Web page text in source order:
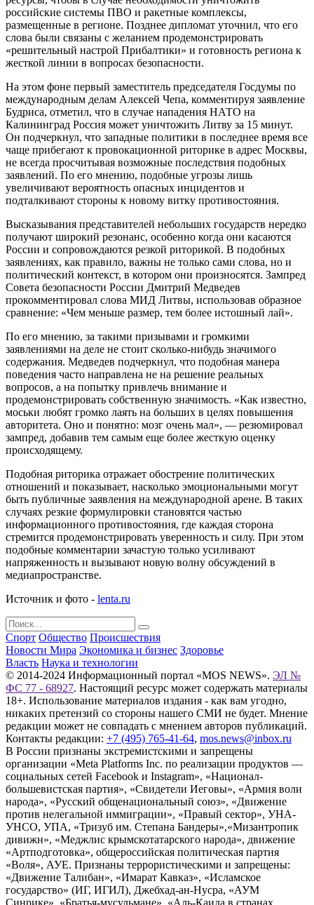
российские системы ПВО и ракетные комплексы,
размещенные в регионе. Позднее дипломат уточнил, что его
слова были связаны с желанием продемонстрировать
«решительный настрой Прибалтики» и готовность региона к
жесткой линии в вопросах безопасности.
На этом фоне первый заместитель председателя Госдумы по
международным делам Алексей Чепа, комментируя заявление
Будриса, отметил, что в случае нападения НАТО на
Калининград Россия может уничтожить Литву за 15 минут.
Он подчеркнул, что западные политики в последнее время все
чаще прибегают к провокационной риторике в адрес Москвы,
не всегда просчитывая возможные последствия подобных
заявлений. По его мнению, подобные угрозы лишь
увеличивают вероятность опасных инцидентов и
подталкивают стороны к новому витку противостояния.
Высказывания представителей небольших государств нередко
получают широкий резонанс, особенно когда они касаются
России и сопровождаются резкой риторикой. В подобных
заявлениях, как правило, важны не только сами слова, но и
политический контекст, в котором они произносятся. Зампред
Совета безопасности России Дмитрий Медведев
прокомментировал слова МИД Литвы, использовав образное
сравнение: «Чем меньше размер, тем более истошный лай».
По его мнению, за такими призывами и громкими
заявлениями на деле не стоит сколько-нибудь значимого
содержания. Медведев подчеркнул, что подобная манера
поведения часто направлена не на решение реальных
вопросов, а на попытку привлечь внимание и
продемонстрировать собственную значимость. «Как известно,
моськи любят громко лаять на больших в целях повышения
авторитета. Оно и понятно: мозг очень мал», — резюмировал
зампред, добавив тем самым еще более жесткую оценку
происходящему.
Подобная риторика отражает обострение политических
отношений и показывает, насколько эмоциональными могут
быть публичные заявления на международной арене. В таких
случаях резкие формулировки становятся частью
информационного противостояния, где каждая сторона
стремится продемонстрировать уверенность и силу. При этом
подобные комментарии зачастую только усиливают
напряженность и вызывают новую волну обсуждений в
медиапространстве.
Источник и фото - lenta.ru
Спорт Общество Происшествия
Новости Мира Экономика и бизнес Здоровье
Власть Наука и технологии
© 2014-2024 Информационный портал «MOS NEWS». ЭЛ №
ФС 77 - 68927. Настоящий ресурс может содержать материалы
18+. Использование материалов издания - как вам угодно,
никаких претензий со стороны нашего СМИ не будет. Мнение
редакции может не совпадать с мнением авторов публикаций.
Контакты редакции: +7 (495) 765-41-64, mos.news@inbox.ru
В России признаны экстремистскими и запрещены
организации «Meta Platforms Inc. по реализации продуктов —
социальных сетей Facebook и Instagram», «Национал-
большевистская партия», «Свидетели Иеговы», «Армия воли
народа», «Русский общенациональный союз», «Движение
против нелегальной иммиграции», «Правый сектор», УНА-
УНСО, УПА, «Тризуб им. Степана Бандеры»,«Мизантропик
дивижн», «Меджлис крымскотатарского народа», движение
«Артподготовка», общероссийская политическая партия
«Воля», АУЕ. Признаны террористическими и запрещены:
«Движение Талибан», «Имарат Кавказ», «Исламское
государство» (ИГ, ИГИЛ), Джебхад-ан-Нусра, «АУМ